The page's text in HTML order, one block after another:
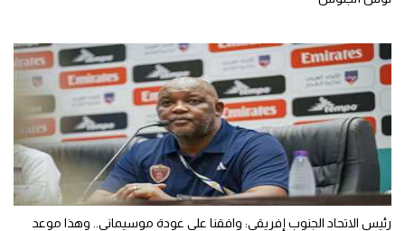
رئيس الاتحاد الجنوب إفريقي: وافقنا على عودة موسيماني.. وهذا موعد